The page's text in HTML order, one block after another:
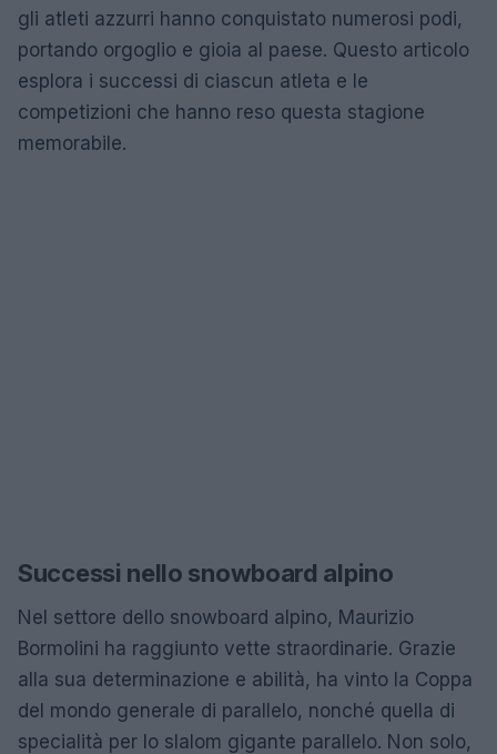
gli atleti azzurri hanno conquistato numerosi podi,
portando orgoglio e gioia al paese. Questo articolo
esplora i successi di ciascun atleta e le
competizioni che hanno reso questa stagione
memorabile.
Successi nello snowboard alpino
Nel settore dello snowboard alpino, Maurizio
Bormolini ha raggiunto vette straordinarie. Grazie
alla sua determinazione e abilità, ha vinto la Coppa
del mondo generale di parallelo, nonché quella di
specialità per lo slalom gigante parallelo. Non solo,